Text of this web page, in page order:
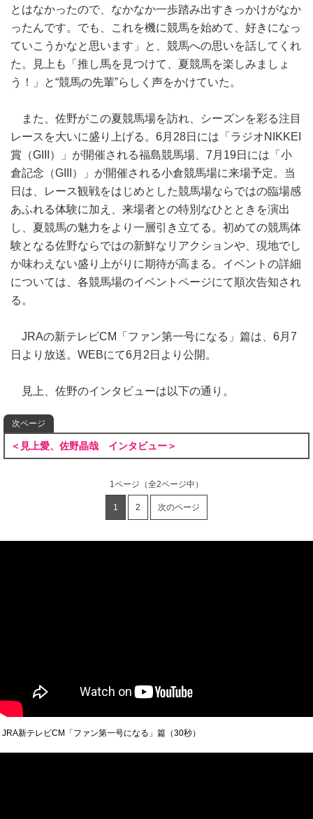
とはなかったので、なかなか一歩踏み出すきっかけがなか
ったんです。でも、これを機に競馬を始めて、好きになっ
ていこうかなと思います」と、競馬への思いを話してくれ
た。見上も「推し馬を見つけて、夏競馬を楽しみましょ
う！」と“競馬の先輩”らしく声をかけていた。
また、佐野がこの夏競馬場を訪れ、シーズンを彩る注目
レースを大いに盛り上げる。6月28日には「ラジオNIKKEI
賞（GIII）」が開催される福島競馬場、7月19日には「小
倉記念（GIII）」が開催される小倉競馬場に来場予定。当
日は、レース観戦をはじめとした競馬場ならではの臨場感
あふれる体験に加え、来場者との特別なひとときを演出
し、夏競馬の魅力をより一層引き立てる。初めての競馬体
験となる佐野ならではの新鮮なリアクションや、現地でし
か味わえない盛り上がりに期待が高まる。イベントの詳細
については、各競馬場のイベントページにて順次告知され
る。
JRAの新テレビCM「ファン第一号になる」篇は、6月7
日より放送。WEBにて6月2日より公開。
見上、佐野のインタビューは以下の通り。
次ページ
＜見上愛、佐野晶哉 インタビュー＞
1ページ （全2ページ中）
1 2 次のページ
JRA新テレビCM「ファン第一号になる」篇（30秒）